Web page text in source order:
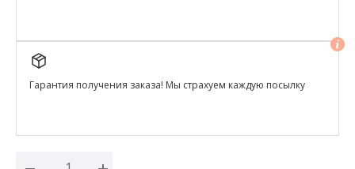
Гарантия получения заказа! Мы страхуем каждую посылку